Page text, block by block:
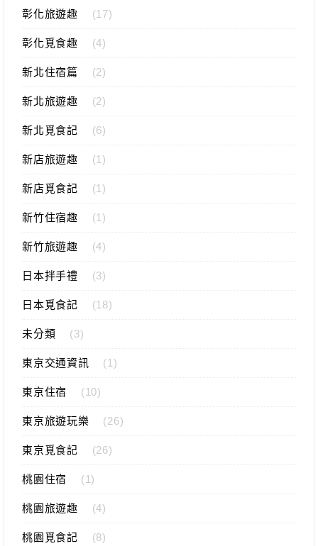
彰化旅遊趣 (17)
彰化覓食趣 (4)
新北住宿篇 (2)
新北旅遊趣 (2)
新北覓食記 (6)
新店旅遊趣 (1)
新店覓食記 (1)
新竹住宿趣 (1)
新竹旅遊趣 (4)
日本拌手禮 (3)
日本覓食記 (18)
未分類 (3)
東京交通資訊 (1)
東京住宿 (10)
東京旅遊玩樂 (26)
東京覓食記 (26)
桃園住宿 (1)
桃園旅遊趣 (4)
桃園覓食記 (8)